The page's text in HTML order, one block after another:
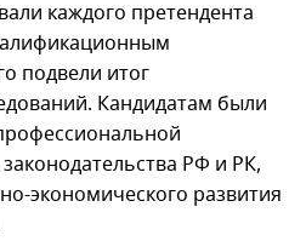
каждого претендента
подвели итог
Кандидатам были
РФ и РК,
экономического развития